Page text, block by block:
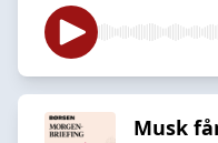
Musk